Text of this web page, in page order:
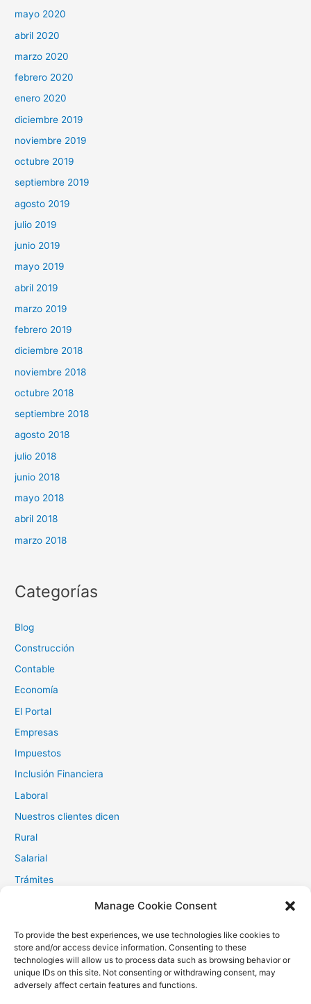
Manage Cookie Consent
To provide the best experiences, we use technologies like cookies to
store and/or access device information. Consenting to these
technologies will allow us to process data such as browsing behavior or
unique IDs on this site. Not consenting or withdrawing consent, may
adversely affect certain features and functions.
mayo 2020
abril 2020
marzo 2020
febrero 2020
enero 2020
diciembre 2019
noviembre 2019
octubre 2019
septiembre 2019
agosto 2019
julio 2019
junio 2019
mayo 2019
abril 2019
marzo 2019
febrero 2019
diciembre 2018
noviembre 2018
octubre 2018
septiembre 2018
agosto 2018
julio 2018
junio 2018
mayo 2018
abril 2018
marzo 2018
Categorías
Blog
Construcción
Contable
Economía
El Portal
Empresas
Impuestos
Inclusión Financiera
Laboral
Nuestros clientes dicen
Rural
Salarial
Trámites
Meta
Iniciar sesión
Feed de entradas